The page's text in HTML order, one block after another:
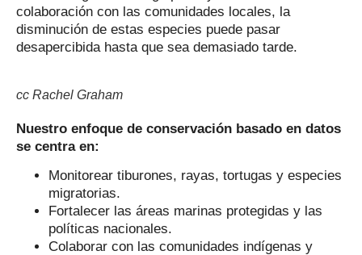
colaboración con las comunidades locales, la
disminución de estas especies puede pasar
desapercibida hasta que sea demasiado tarde.
cc Rachel Graham
Nuestro enfoque de conservación basado en datos
se centra en:
Monitorear tiburones, rayas, tortugas y especies
migratorias.
Fortalecer las áreas marinas protegidas y las
políticas nacionales.
Colaborar con las comunidades indígenas y